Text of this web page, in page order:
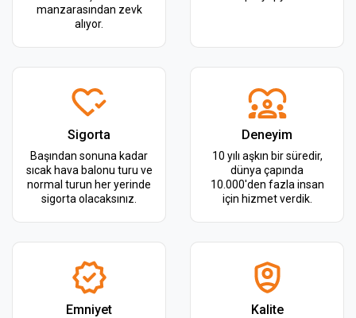
manzarasından zevk
alıyor.
Sigorta
Başından sonuna kadar
sıcak hava balonu turu ve
normal turun her yerinde
sigorta olacaksınız.
Deneyim
10 yılı aşkın bir süredir,
dünya çapında
10.000'den fazla insan
için hizmet verdik.
Emniyet Kalite